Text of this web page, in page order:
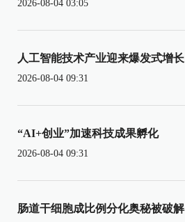
2026-08-04 03:05
人工智能技术产业迎来爆发式增长
2026-08-04 09:31
“AI+创业”加速科技成果孵化
2026-08-04 09:31
肠道干细胞成比例分化奥秘被破解